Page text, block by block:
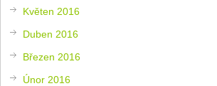
Květen 2016
Duben 2016
Březen 2016
Únor 2016